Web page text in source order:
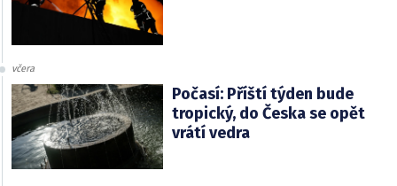
včera
Počasí: Příští týden bude
tropický, do Česka se opět
vrátí vedra